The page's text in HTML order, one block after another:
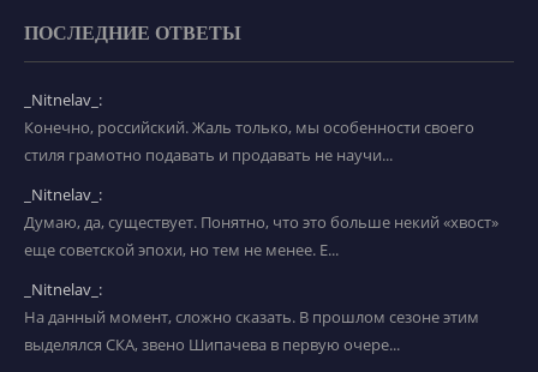
ПОСЛЕДНИЕ ОТВЕТЫ
_Nitnelav_:
Конечно, российский. Жаль только, мы особенности своего
стиля грамотно подавать и продавать не научи...
_Nitnelav_:
Думаю, да, существует. Понятно, что это больше некий «хвост»
еще советской эпохи, но тем не менее. Е...
_Nitnelav_:
На данный момент, сложно сказать. В прошлом сезоне этим
выделялся СКА, звено Шипачева в первую очере...